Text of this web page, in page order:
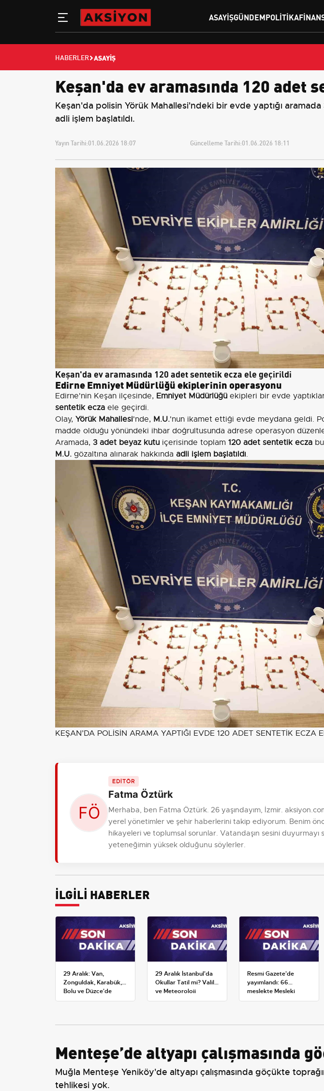
ASAYIŞGÜNDEMPOLITIKA
HABERLER ASAYIŞ
Keşan'da ev aramasında 120 adet
Keşan'da polisin Yörük Mahallesi'ndeki bir evde yaptığı
adli işlem başlatıldı.
Yayın Tarihi:01.06.2026 18:07 Güncelleme Tarihi:01.06.2026 18:11
Keşan'da ev aramasında 120 adet sentetik ecza ele geçirildi
Edirne Emniyet Müdürlüğü ekiplerinin operasyonu
Edirne'nin Keşan ilçesinde, Emniyet Müdürlüğü ekipleri bir evde
sentetik ecza ele geçirdi.
Olay, Yörük Mahallesi'nde, M.U.'nun ikamet ettiği evde meydana geldi.
madde olduğu yönündeki ihbar doğrultusunda adrese operasyon
Aramada, 3 adet beyaz kutu içerisinde toplam 120 adet sentetik ecza
M.U. gözaltına alınarak hakkında adli işlem başlatıldı.
KEŞAN’DA POLİSİN ARAMA YAPTIĞI EVDE 120 ADET SENTETİK ECZA
EDİTÖR
Fatma Öztürk
Merhaba, ben Fatma Öztürk. 26 yaşındayım, İzmir.
yerel yönetimler ve şehir haberlerini takip ediyorum. Benim
hikayeleri ve toplumsal sorunlar. Vatandaşın sesini duyurmayı
yeteneğimin yüksek olduğunu söylerler.
İLGİLİ HABERLER
29 Aralık: Van,
Zonguldak, Karabük,
Bolu ve Düzce'de
okullar tatil —
29 Aralık İstanbul'da
Okullar Tatil mi? Valilik
ve Meteoroloji
Açıklamaları
Resmi Gazete'de
yayımlandı: 66
meslekte Mesleki
Yeterlilik Belgesi
Menteşe’de altyapı çalışmasında
Muğla Menteşe Yeniköy'de altyapı çalışmasında göçükte
tehlikesi yok.